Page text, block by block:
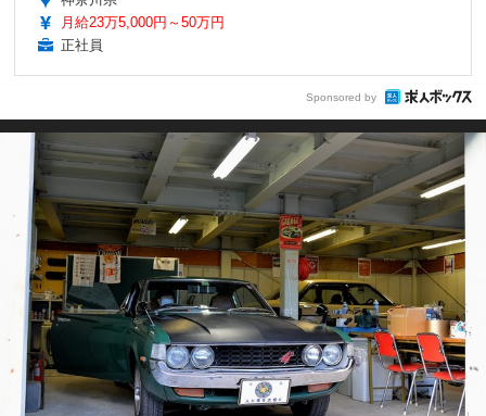
月給23万5,000円～50万円
正社員
Sponsored by